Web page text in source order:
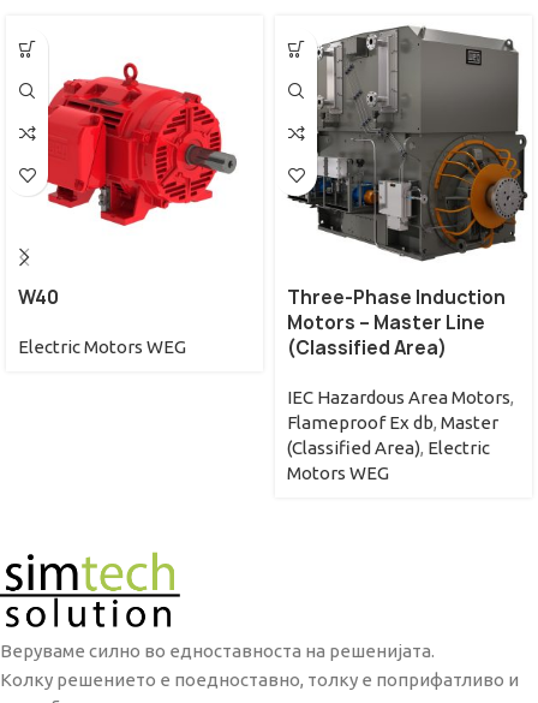
W40
Electric Motors WEG
Three-Phase Induction
Motors – Master Line
(Classified Area)
IEC Hazardous Area Motors,
Flameproof Ex db, Master
(Classified Area), Electric
Motors WEG
Веруваме силно во едноставноста на решенијата.
Колку решението е поедноставно, толку е поприфатливо и